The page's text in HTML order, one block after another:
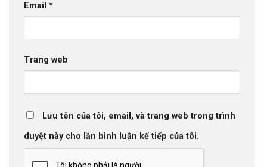
Email *
Trang web
Lưu tên của tôi, email, và trang web trong trình
duyệt này cho lần bình luận kế tiếp của tôi.